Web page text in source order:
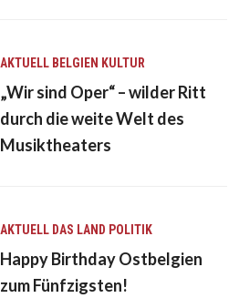
AKTUELL BELGIEN KULTUR
„Wir sind Oper“ – wilder Ritt
durch die weite Welt des
Musiktheaters
AKTUELL DAS LAND POLITIK
Happy Birthday Ostbelgien
zum Fünfzigsten!